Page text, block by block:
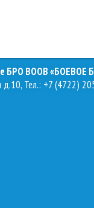
БРО ВООВ «БОЕВОЕ
д.10, Тел.: +7 (4722)